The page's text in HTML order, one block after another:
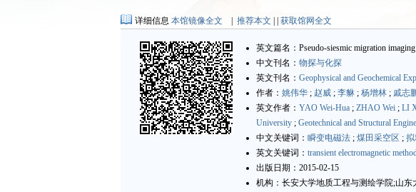
详细信息 本馆镜像全文 推荐本文 获取馆网全文
英文篇名：Pseudo-siesmic migration
中文刊名： 物探与化探
英文刊名： Geophysical and Geochemical
作者： 姚伟华 ; 赵威 ; 李貅 ; 杨增林 ; 戚志
英文作者： YAO Wei-Hua ; ZHAO Wei ; LI
University ; Geotechnical and Structural
中文关键词： 瞬变电磁法 ; 煤田采空区 ;
英文关键词： transient electromagnetic
出版日期：2015-02-15
机构：长安大学地质工程与测绘学院;山